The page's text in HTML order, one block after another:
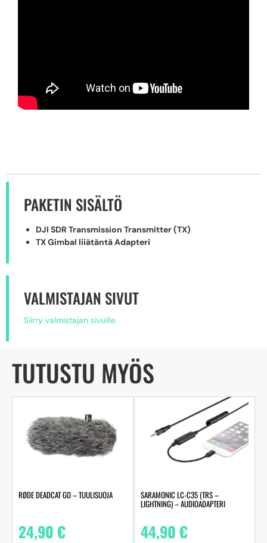
PAKETIN SISÄLTÖ
DJI SDR Transmission Transmitter (TX)
TX Gimbal liiätäntä Adapteri
VALMISTAJAN SIVUT
Siirry valmistajan sivuille
TUTUSTU MYÖS
RØDE DEADCAT GO – TUULISUOJA
24,90€
SARAMONIC LC-C35 (TRS –
LIGHTNING) – AUDIOADAPTERI
44,90€